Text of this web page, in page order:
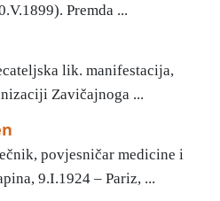
Premda ...
lik. manifestacija,
Zavičajnoga ...
povjesničar medicine i
9.I.1924 – Pariz, ...